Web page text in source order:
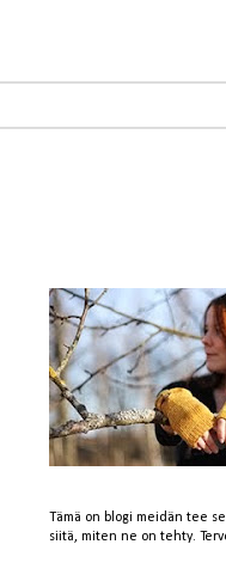
Tämä on blogi meidän tee
siitä, miten ne on tehty.